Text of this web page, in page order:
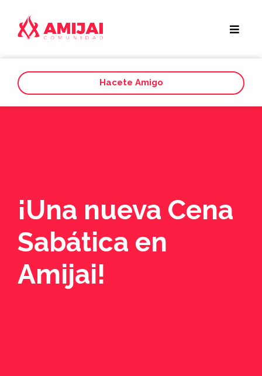
Hacete Amigo
¡Una nueva Cena
Sabática en
Amijai!